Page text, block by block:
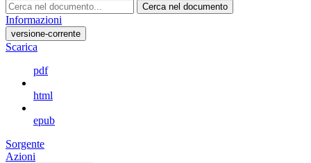
Cerca nel documento
Informazioni
versione-corrente
Scarica
pdf
html
epub
Sorgente
Azioni